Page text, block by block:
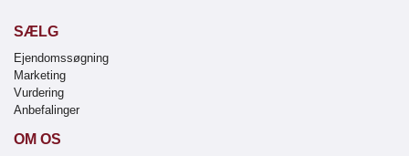
SÆLG
Ejendomssøgning
Marketing
Vurdering
Anbefalinger
OM OS